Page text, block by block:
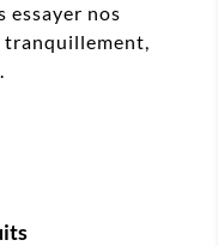
essayer nos
tranquillement,